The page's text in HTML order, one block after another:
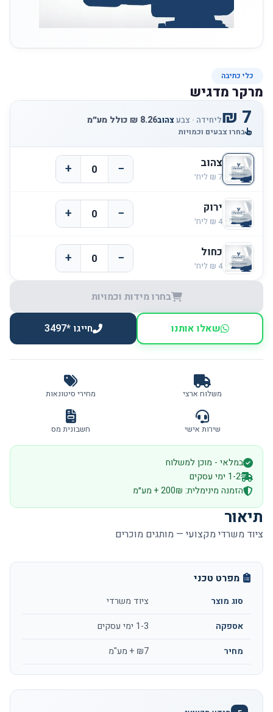
כלי כתיבה
מרקר מדגיש
ליחידה · צבעצהוב
בחרו צבעים וכמויות
צהוב −
+
ירוק −
+
כחול −
+
בחרו מידות וכמויות
שאלו אותנו חייגו *3497
משלוח ארצי מחירי סיטונאות
שירות אישי חשבונית מס
במלאי - מוכן למשלוח
1-2 ימי עסקים
הזמנה מינימלית: 200₪ + מע״מ
תיאור
ציוד משרדי מקצועי — מותגים מוכרים
מפרט טכני
סוג מוצר
ציוד משרדי
אספקה
1-3 ימי עסקים
מחיר
₪7 + מע"מ